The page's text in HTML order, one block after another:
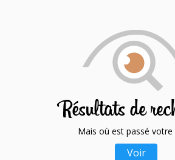
Mais où est passé votre
Voir